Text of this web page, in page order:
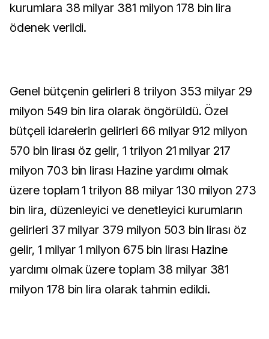
kurumlara 38 milyar 381 milyon 178 bin lira
ödenek verildi.
Genel bütçenin gelirleri 8 trilyon 353 milyar 29
milyon 549 bin lira olarak öngörüldü. Özel
bütçeli idarelerin gelirleri 66 milyar 912 milyon
570 bin lirası öz gelir, 1 trilyon 21 milyar 217
milyon 703 bin lirası Hazine yardımı olmak
üzere toplam 1 trilyon 88 milyar 130 milyon 273
bin lira, düzenleyici ve denetleyici kurumların
gelirleri 37 milyar 379 milyon 503 bin lirası öz
gelir, 1 milyar 1 milyon 675 bin lirası Hazine
yardımı olmak üzere toplam 38 milyar 381
milyon 178 bin lira olarak tahmin edildi.